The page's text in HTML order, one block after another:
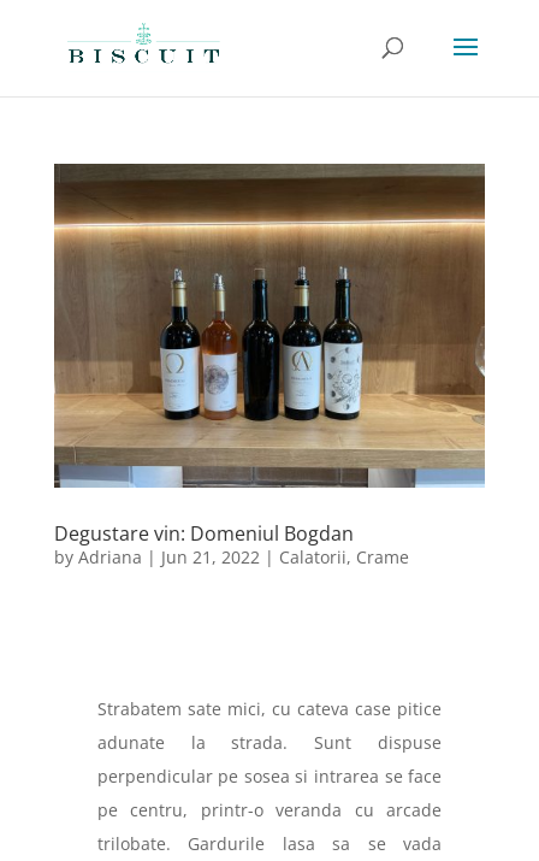
Degustare vin: Domeniul Bogdan
by Adriana | Jun 21, 2022 | Calatorii, Crame
Strabatem sate mici, cu cateva case pitice
adunate la strada. Sunt dispuse
perpendicular pe sosea si intrarea se face
pe centru, printr-o veranda cu arcade
trilobate. Gardurile lasa sa se vada